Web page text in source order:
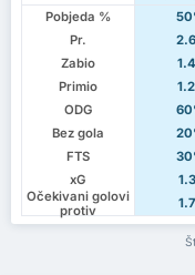
Pobjeda %
Pr.
Zabio
Primio
ODG
Bez gola
FTS
xG
Očekivani golovi
protiv